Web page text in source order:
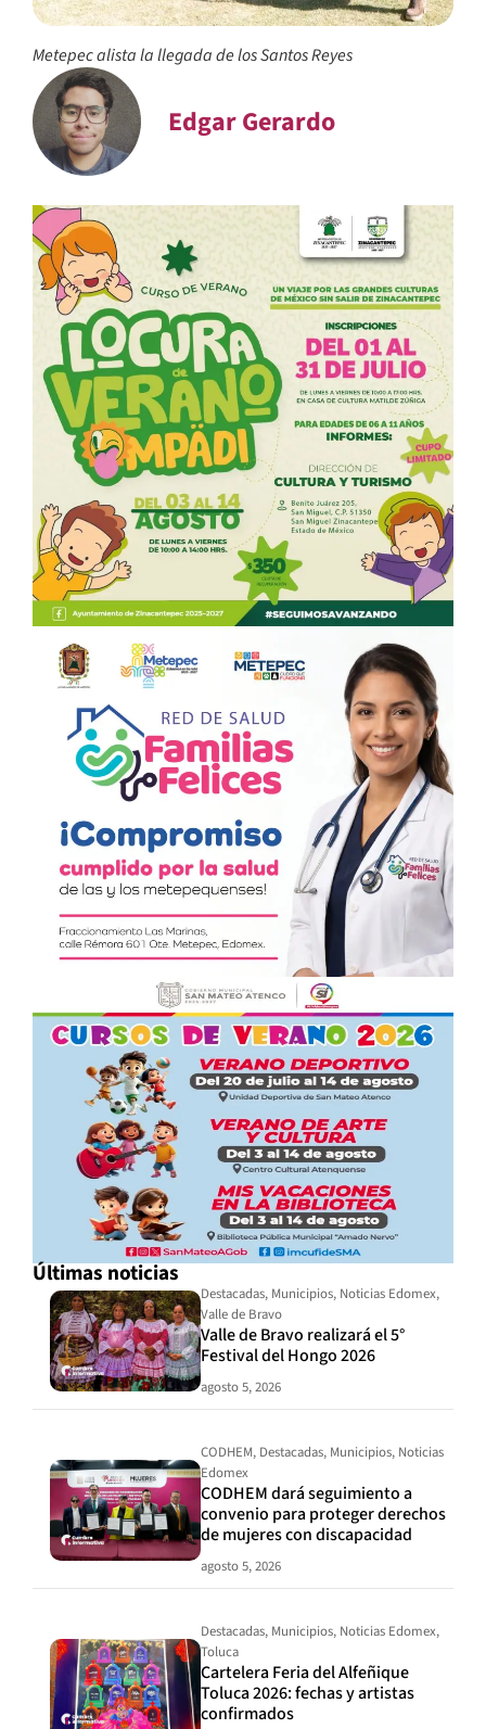
Metepec alista la llegada de los Santos Reyes
Edgar Gerardo
Últimas noticias
Destacadas, Municipios, Noticias Edomex,
Valle de Bravo
Valle de Bravo realizará el 5°
Festival del Hongo 2026
agosto 5, 2026
CODHEM, Destacadas, Municipios, Noticias
Edomex
CODHEM dará seguimiento a
convenio para proteger derechos
de mujeres con discapacidad
agosto 5, 2026
Destacadas, Municipios, Noticias Edomex,
Toluca
Cartelera Feria del Alfeñique
Toluca 2026: fechas y artistas
confirmados